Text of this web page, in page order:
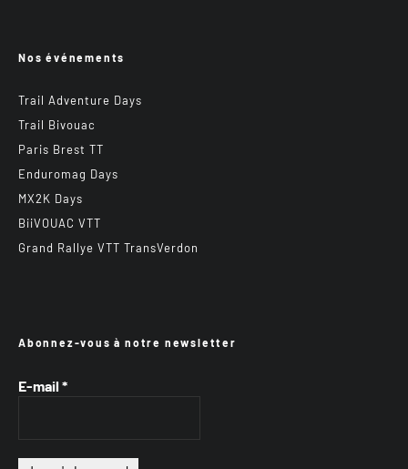
Nos événements
Trail Adventure Days
Trail Bivouac
Paris Brest TT
Enduromag Days
MX2K Days
BiiVOUAC VTT
Grand Rallye VTT TransVerdon
Abonnez-vous à notre newsletter
E-mail *